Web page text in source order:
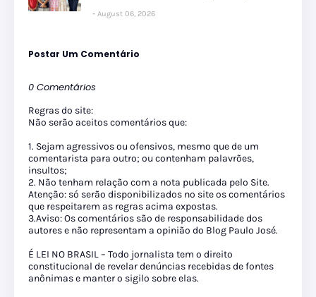
August 06, 2026
Postar Um Comentário
0 Comentários
Regras do site:
Não serão aceitos comentários que:
1. Sejam agressivos ou ofensivos, mesmo que de um
comentarista para outro; ou contenham palavrões,
insultos;
2. Não tenham relação com a nota publicada pelo Site.
Atenção: só serão disponibilizados no site os comentários
que respeitarem as regras acima expostas.
3.Aviso: Os comentários são de responsabilidade dos
autores e não representam a opinião do Blog Paulo José.
É LEI NO BRASIL – Todo jornalista tem o direito
constitucional de revelar denúncias recebidas de fontes
anônimas e manter o sigilo sobre elas.